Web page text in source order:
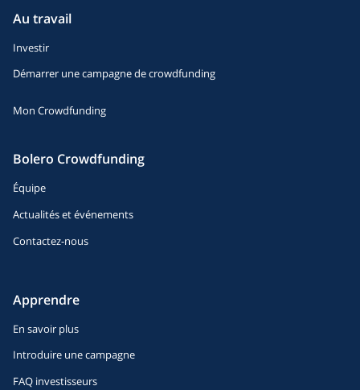
Au travail
Investir
Démarrer une campagne de crowdfunding
Mon Crowdfunding
Bolero Crowdfunding
Équipe
Actualités et événements
Contactez-nous
Apprendre
En savoir plus
Introduire une campagne
FAQ investisseurs